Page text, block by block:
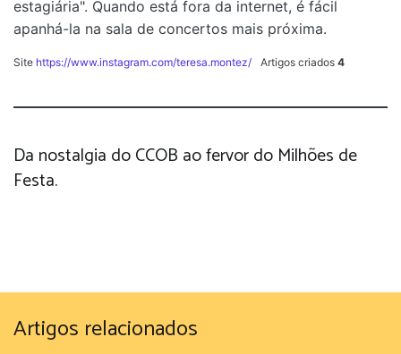
estagiária". Quando está fora da internet, é fácil
apanhá-la na sala de concertos mais próxima.
Site https://www.instagram.com/teresa.montez/ Artigos criados 4
Da nostalgia do CCOB ao fervor do Milhões de
Festa.
Artigos relacionados